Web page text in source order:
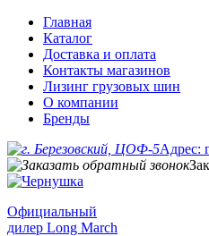
Главная
Каталог
Доставка и оплата
Контакты магазинов
Лизинг грузовых шин
О компании
Бренды
Адрес:
Официальный
дилер Long March